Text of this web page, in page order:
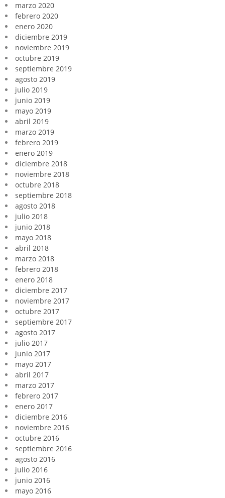
marzo 2020
febrero 2020
enero 2020
diciembre 2019
noviembre 2019
octubre 2019
septiembre 2019
agosto 2019
julio 2019
junio 2019
mayo 2019
abril 2019
marzo 2019
febrero 2019
enero 2019
diciembre 2018
noviembre 2018
octubre 2018
septiembre 2018
agosto 2018
julio 2018
junio 2018
mayo 2018
abril 2018
marzo 2018
febrero 2018
enero 2018
diciembre 2017
noviembre 2017
octubre 2017
septiembre 2017
agosto 2017
julio 2017
junio 2017
mayo 2017
abril 2017
marzo 2017
febrero 2017
enero 2017
diciembre 2016
noviembre 2016
octubre 2016
septiembre 2016
agosto 2016
julio 2016
junio 2016
mayo 2016